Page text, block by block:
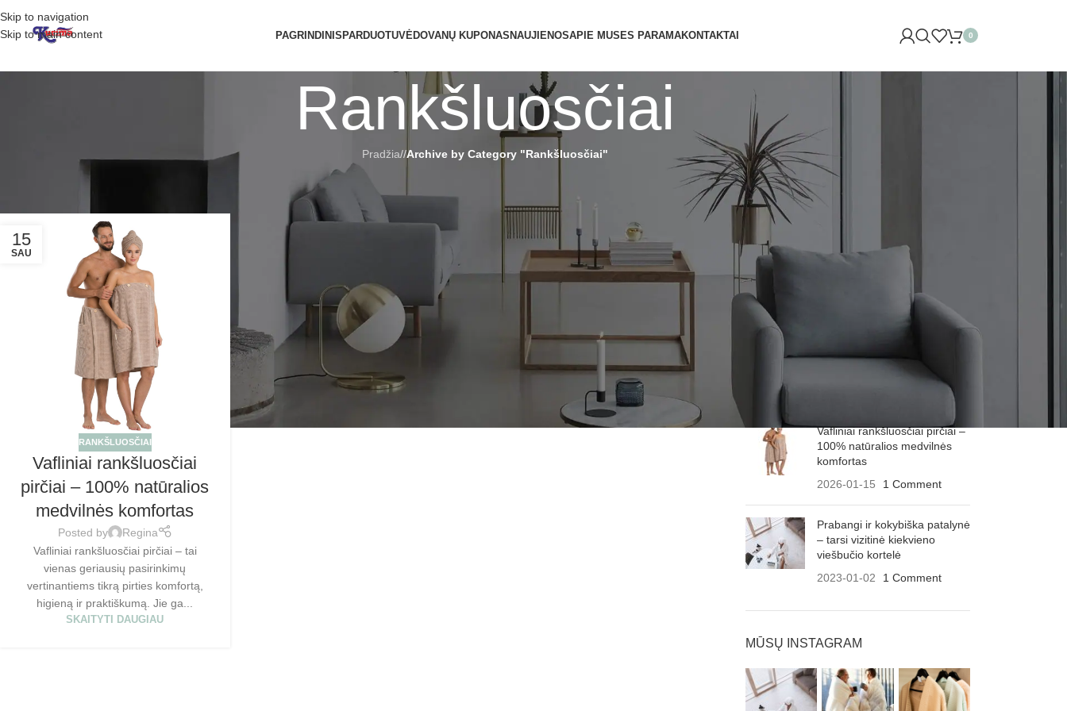
Skip to navigation
Skip to main content
PAGRINDINIS PARDUOTUVĖDOVANŲ KUPONAS NAUJIENOSAPIE MUS ES PARAMAKONTAKTAI 0
Rankšluosčiai
Pradžia/ Archive by Category "Rankšluosčiai"
Vafliniai rankšluosčiai, pagamintas iš 100% medvilnės. Puikiai sugeria drėgmę, greitai džiūsta ir neužima daug vietos. Dideli vonios rankšluosčiai
pagamintas iš medvilnės, yra higieniški ir patvarūs. Ryškios spalvos, forma ir langelių tūris išliks nepakitę net po kelių skalbimų.
15
SAU
RANKŠLUOSČIAI
Vafliniai rankšluosčiai
pirčiai – 100% natūralios
medvilnės komfortas
Posted by
Regina
Vafliniai rankšluosčiai pirčiai – tai
vienas geriausių pasirinkimų
vertinantiems tikrą pirties komfortą,
higieną ir praktiškumą. Jie ga...
SKAITYTI DAUGIAU
KATEGORIJOS
Be kategorijos
Naujienos
Projektai
Rankšluosčiai
NAUJIENOS
Kviečiame įkurtuvėms Vilniuje
1 Comment
Vafliniai rankšluosčiai pirčiai –
100% natūralios medvilnės
komfortas
2026-01-15
1 Comment
Prabangi ir kokybiška patalynė
– tarsi vizitinė kiekvieno
viešbučio kortelė
2023-01-02
1 Comment
MŪSŲ INSTAGRAM